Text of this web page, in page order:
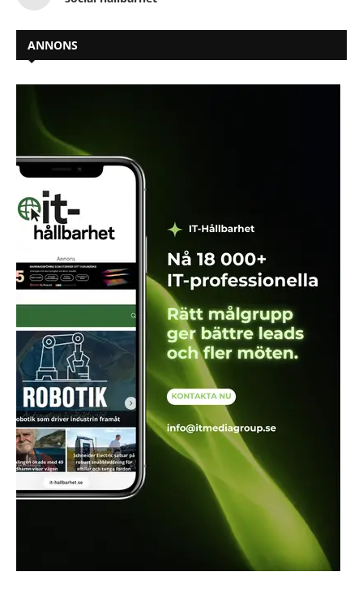
ANNONS